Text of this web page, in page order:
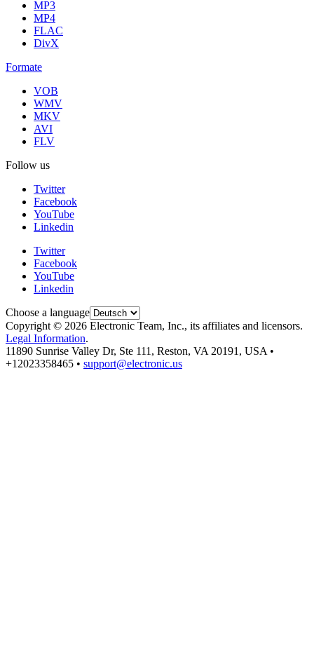
MP3
MP4
FLAC
DivX
Formate
VOB
WMV
MKV
AVI
FLV
Follow us
Twitter
Facebook
YouTube
Linkedin
Twitter
Facebook
YouTube
Linkedin
Choose a language
Copyright © 2026 Electronic Team, Inc., its affiliates and licensors.
Legal Information.
11890 Sunrise Valley Dr, Ste 111, Reston, VA 20191, USA •
+12023358465 • support@electronic.us